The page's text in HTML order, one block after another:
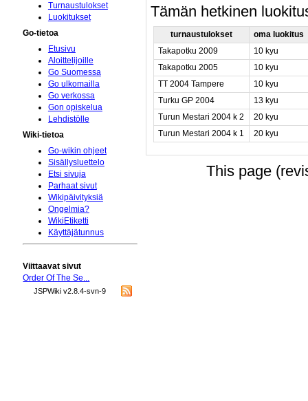
Tämän hetkinen
turnaustulokset
oma luokitus
Takapotku 2009
10 kyu
Takapotku 2005
10 kyu
TT 2004 Tampere
10 kyu
Turku GP 2004
13 kyu
Turun Mestari 2004 k 2
20 kyu
Turun Mestari 2004 k 1
20 kyu
This page
Turnaustulokset
Luokitukset
Go-tietoa
Etusivu
Aloittelijoille
Go Suomessa
Go ulkomailla
Go verkossa
Gon opiskelua
Lehdistölle
Wiki-tietoa
Go-wikin ohjeet
Sisällysluettelo
Etsi sivuja
Parhaat sivut
Wikipäivityksiä
Ongelmia?
WikiEtiketti
Käyttäjätunnus
Viittaavat sivut
Order Of The Se...
JSPWiki v2.8.4-svn-9